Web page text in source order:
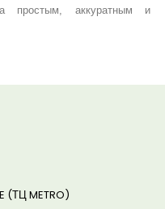
простым, аккуратным и
(ТЦ METRO)